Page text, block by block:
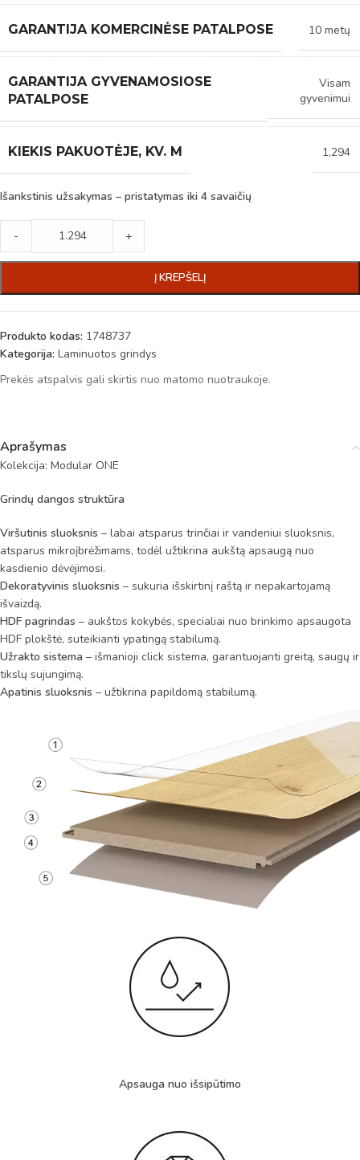
GARANTIJA KOMERCINĖSE PATALPOSE 10 metų
GARANTIJA GYVENAMOSIOSE
PATALPOSE
Visam
gyvenimui
KIEKIS PAKUOTĖJE, KV. M 1,294
Išankstinis užsakymas – pristatymas iki 4 savaičių
- +
Į KREPŠELĮ
Produkto kodas: 1748737
Kategorija: Laminuotos grindys
Prekės atspalvis gali skirtis nuo matomo nuotraukoje.
Aprašymas
Kolekcija: Modular ONE
Grindų dangos struktūra
Viršutinis sluoksnis – labai atsparus trinčiai ir vandeniui sluoksnis,
atsparus mikroįbrėžimams, todėl užtikrina aukštą apsaugą nuo
kasdienio dėvėjimosi.
Dekoratyvinis sluoksnis – sukuria išskirtinį raštą ir nepakartojamą
išvaizdą.
HDF pagrindas – aukštos kokybės, specialiai nuo brinkimo apsaugota
HDF plokštė, suteikianti ypatingą stabilumą.
Užrakto sistema – išmanioji click sistema, garantuojanti greitą, saugų ir
tikslų sujungimą.
Apatinis sluoksnis – užtikrina papildomą stabilumą.
Apsauga nuo išsipūtimo